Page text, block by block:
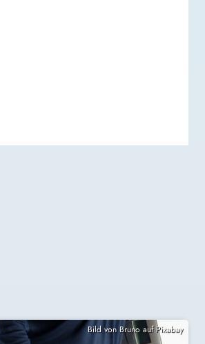
Bild von Bruno auf Pixabay